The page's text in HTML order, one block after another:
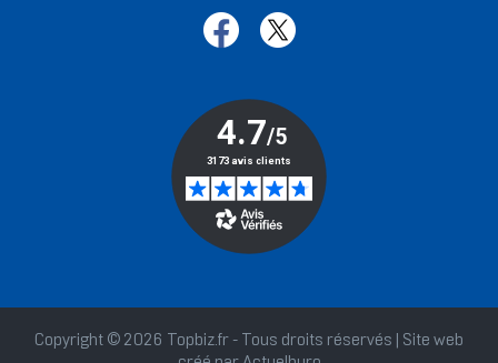
Copyright © 2026 Topbiz.fr - Tous droits réservés | Site web